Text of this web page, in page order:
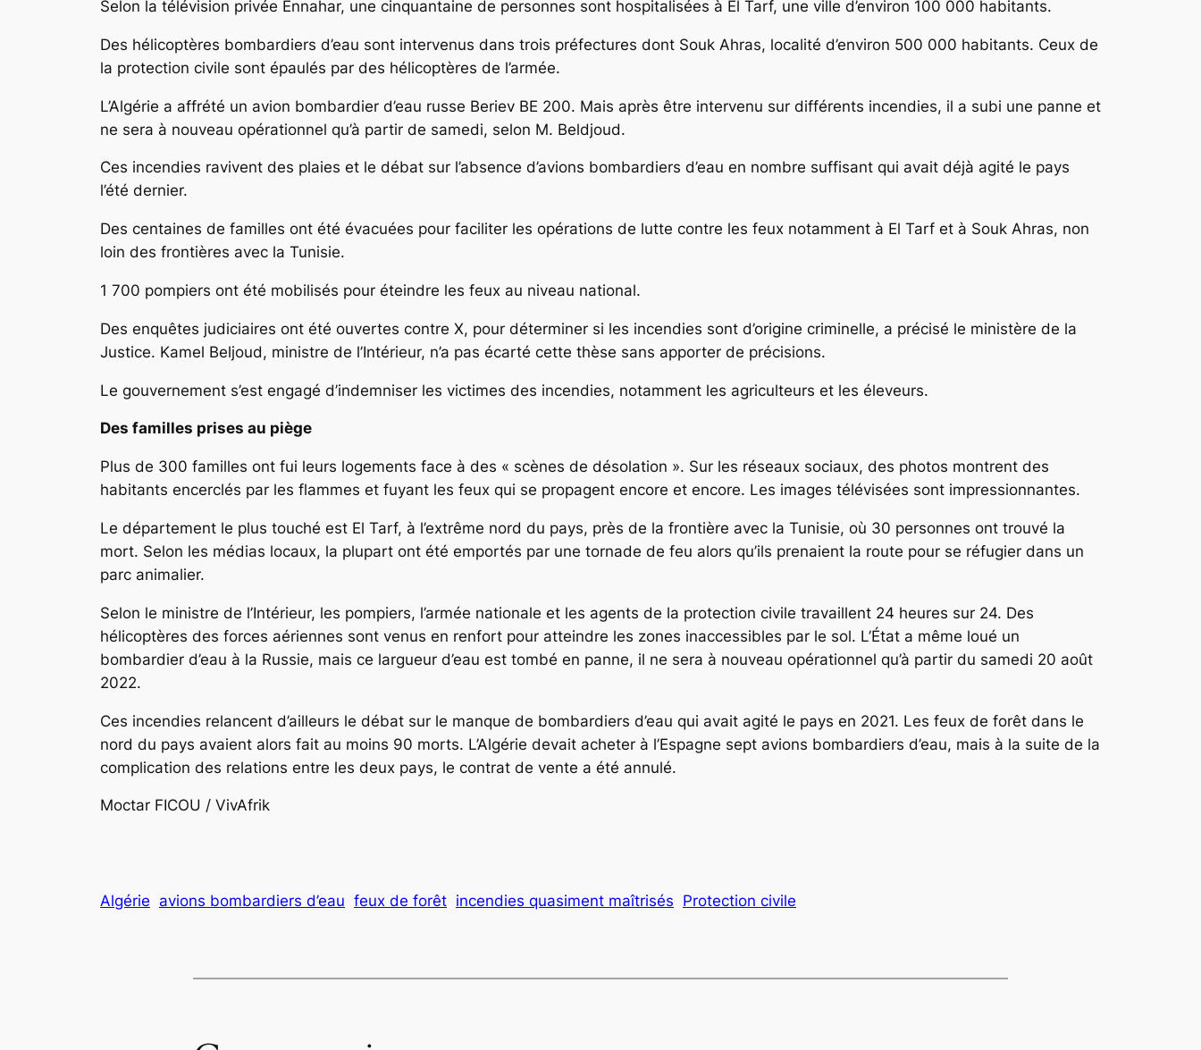
Selon la télévision privée Ennahar, une cinquantaine de personnes sont hospitalisées à El Tarf, une ville d’environ 100 000 habitants.
Des hélicoptères bombardiers d’eau sont intervenus dans trois préfectures dont Souk Ahras, localité d’environ 500 000 habitants. Ceux de
la protection civile sont épaulés par des hélicoptères de l’armée.
L’Algérie a affrété un avion bombardier d’eau russe Beriev BE 200. Mais après être intervenu sur différents incendies, il a subi une panne et
ne sera à nouveau opérationnel qu’à partir de samedi, selon M. Beldjoud.
Ces incendies ravivent des plaies et le débat sur l’absence d’avions bombardiers d’eau en nombre suffisant qui avait déjà agité le pays
l’été dernier.
Des centaines de familles ont été évacuées pour faciliter les opérations de lutte contre les feux notamment à El Tarf et à Souk Ahras, non
loin des frontières avec la Tunisie.
1 700 pompiers ont été mobilisés pour éteindre les feux au niveau national.
Des enquêtes judiciaires ont été ouvertes contre X, pour déterminer si les incendies sont d’origine criminelle, a précisé le ministère de la
Justice. Kamel Beljoud, ministre de l’Intérieur, n’a pas écarté cette thèse sans apporter de précisions.
Le gouvernement s’est engagé d’indemniser les victimes des incendies, notamment les agriculteurs et les éleveurs.
Des familles prises au piège
Plus de 300 familles ont fui leurs logements face à des « scènes de désolation ». Sur les réseaux sociaux, des photos montrent des
habitants encerclés par les flammes et fuyant les feux qui se propagent encore et encore. Les images télévisées sont impressionnantes.
Le département le plus touché est El Tarf, à l’extrême nord du pays, près de la frontière avec la Tunisie, où 30 personnes ont trouvé la
mort. Selon les médias locaux, la plupart ont été emportés par une tornade de feu alors qu’ils prenaient la route pour se réfugier dans un
parc animalier.
Selon le ministre de l’Intérieur, les pompiers, l’armée nationale et les agents de la protection civile travaillent 24 heures sur 24. Des
hélicoptères des forces aériennes sont venus en renfort pour atteindre les zones inaccessibles par le sol. L’État a même loué un
bombardier d’eau à la Russie, mais ce largueur d’eau est tombé en panne, il ne sera à nouveau opérationnel qu’à partir du samedi 20 août
2022.
Ces incendies relancent d’ailleurs le débat sur le manque de bombardiers d’eau qui avait agité le pays en 2021. Les feux de forêt dans le
nord du pays avaient alors fait au moins 90 morts. L’Algérie devait acheter à l’Espagne sept avions bombardiers d’eau, mais à la suite de la
complication des relations entre les deux pays, le contrat de vente a été annulé.
Moctar FICOU / VivAfrik
Algérie avions bombardiers d’eau feux de forêt incendies quasiment maîtrisés Protection civile